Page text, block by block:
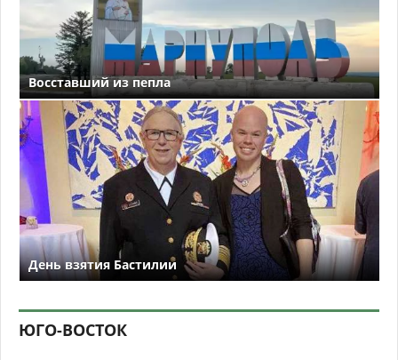
Восставший из пепла
День взятия Бастилии
ЮГО-ВОСТОК